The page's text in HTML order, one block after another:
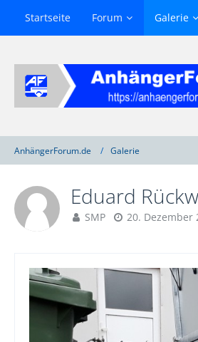
Startseite Forum Galerie
AnhängerForum.de Galerie
Eduard
SMP 20. Dezember